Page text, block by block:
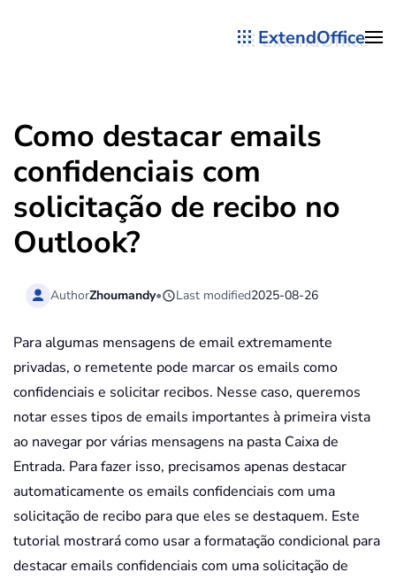
ExtendOffice
Como destacar emails
confidenciais com
solicitação de recibo no
Outlook?
AuthorZhoumandy• Last modified2025-08-26
Para algumas mensagens de email extremamente
privadas, o remetente pode marcar os emails como
confidenciais e solicitar recibos. Nesse caso, queremos
notar esses tipos de emails importantes à primeira vista
ao navegar por várias mensagens na pasta Caixa de
Entrada. Para fazer isso, precisamos apenas destacar
automaticamente os emails confidenciais com uma
solicitação de recibo para que eles se destaquem. Este
tutorial mostrará como usar a formatação condicional para
destacar emails confidenciais com uma solicitação de